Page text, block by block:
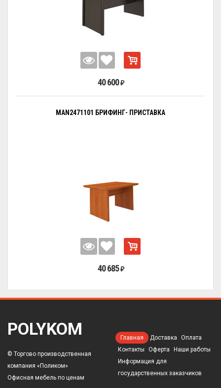
40 600 ₽
MAN2471101 БРИФИНГ- ПРИСТАВКА
40 685 ₽
POLYKOM
© Торгово производственная
компания «Поликом»
Офисная мебель по ценам
Главная Доставка
Оплата
Контакты
Оферта
Наши работы
Информация для
государственных заказчиков